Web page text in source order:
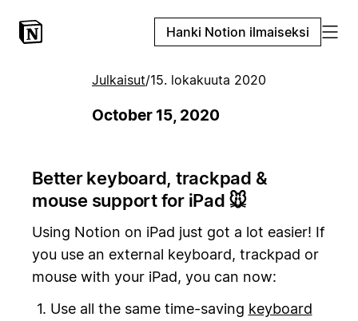
Hanki Notion ilmaiseksi
Julkaisut/15. lokakuuta 2020
October 15, 2020
Better keyboard, trackpad &
mouse support for iPad 🐭
Using Notion on iPad just got a lot easier! If
you use an external keyboard, trackpad or
mouse with your iPad, you can now:
Use all the same time-saving keyboard